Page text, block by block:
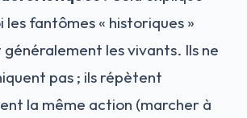
les fantômes « historiques »
les vivants. Ils ne
pas ; ils répètent
la même action (marcher à